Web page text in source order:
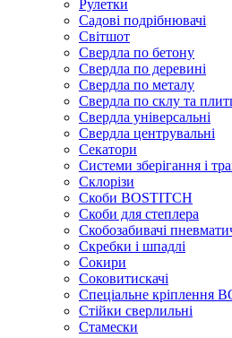
Рулетки
Садові подрібнювачі
Світшот
Свердла по бетону
Свердла по деревині
Свердла по металу
Свердла по склу та
Свердла універсальні
Свердла центрувальні
Секатори
Системи зберігання і
Склорізи
Скоби BOSTITCH
Скоби для степлера
Скобозабивачі
Скребки і шпадлі
Сокири
Соковитискачі
Спеціальне кріплення
Стійки сверлильні
Стамески